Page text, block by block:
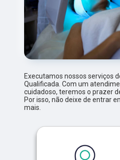
Executamos nossos serviços
Qualificada. Com um
cuidadoso, teremos o prazer
Por isso, não deixe de entrar
mais.